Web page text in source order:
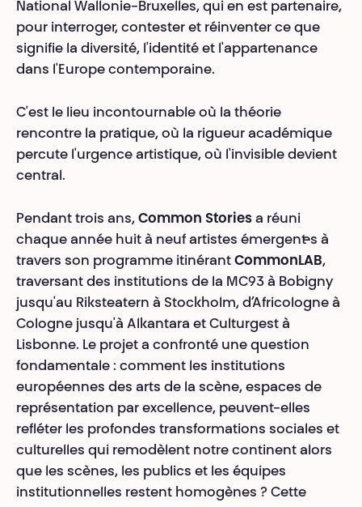
National Wallonie-Bruxelles, qui en est partenaire,
pour interroger, contester et réinventer ce que
signifie la diversité, l'identité et l'appartenance
dans l'Europe contemporaine.
C'est le lieu incontournable où la théorie
rencontre la pratique, où la rigueur académique
percute l'urgence artistique, où l'invisible devient
central.
Pendant trois ans, Common Stories a réuni
chaque année huit à neuf artistes émergent·es à
travers son programme itinérant CommonLAB,
traversant des institutions de la MC93 à Bobigny
jusqu'au Riksteatern à Stockholm, d’Africologne à
Cologne jusqu'à Alkantara et Culturgest à
Lisbonne. Le projet a confronté une question
fondamentale : comment les institutions
européennes des arts de la scène, espaces de
représentation par excellence, peuvent-elles
refléter les profondes transformations sociales et
culturelles qui remodèlent notre continent alors
que les scènes, les publics et les équipes
institutionnelles restent homogènes ? Cette